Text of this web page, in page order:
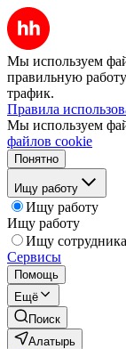
Мы используем
правильную
трафик.
Правила
Мы используем
файлов cookie
Понятно
Ищу работу
Ищу работу
Ищу работу
Ищу сотрудника
Сервисы
Помощь
Ещё
Поиск
Алатырь